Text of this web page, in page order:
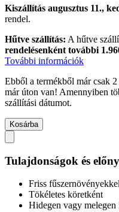
Kiszállítás augusztus 11.,
rendel.
Hűtve szállítás: A hűtve
rendelésenként további
További információk
Ebből a termékből már csak
már úton van! Amennyiben
szállítási dátumot.
Kosárba
Tulajdonságok és
Friss fűszernövényekkel
Tökéletes köretként
Hidegen vagy melegen